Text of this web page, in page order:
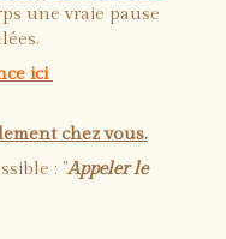
une vraie pause
ici
chez vous.
: "Appeler le